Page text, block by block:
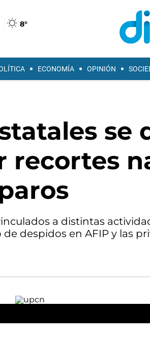
8°
ECONOMÍA OPINIÓN
se
recortes
a distintas
despidos en AFIP y las